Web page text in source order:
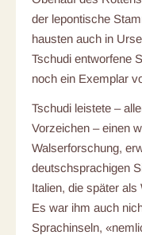
der lepontische
hausten auch in
Tschudi entworfene
noch ein Exemplar
Tschudi leistete –
Vorzeichen – einen
Walserforschung,
deutschsprachigen
Italien, die später
Es war ihm auch
Sprachinseln,